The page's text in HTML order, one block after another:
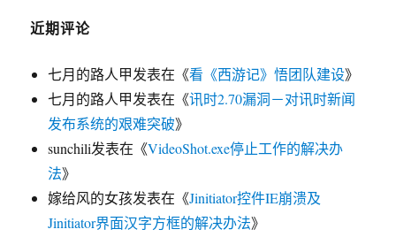
近期评论
七月的路人甲发表在《看《西游记》悟团队建设》
七月的路人甲发表在《讯时2.70漏洞－对讯时新闻
发布系统的艰难突破》
sunchili发表在《VideoShot.exe停止工作的解决办
法》
嫁给风的女孩发表在《Jinitiator控件IE崩溃及
Jinitiator界面汉字方框的解决办法》